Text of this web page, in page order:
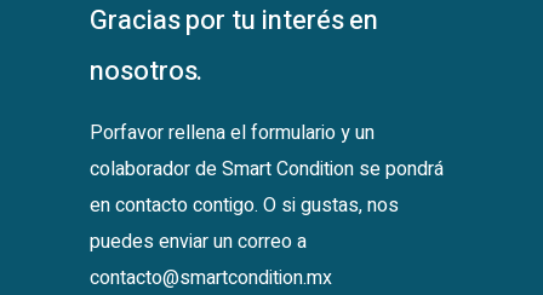
Gracias por tu interés en
nosotros.
Porfavor rellena el formulario y un
colaborador de Smart Condition se pondrá
en contacto contigo. O si gustas, nos
puedes enviar un correo a
contacto@smartcondition.mx